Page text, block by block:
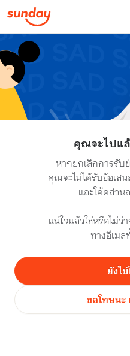
คุณจะไปแ
หากยกเลิกการรับ
คุณจะไม่ได้รับข้อเส
และโค้ดส่วน
แน่ใจแล้วใช่หรือไม่ว่
ทางอีเม
ยังไ
ขอโทษน